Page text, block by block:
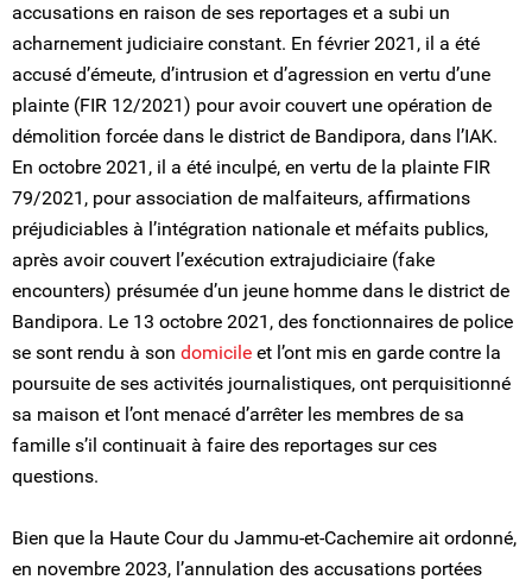
accusations en raison de ses reportages et a subi un
acharnement judiciaire constant. En février 2021, il a été
accusé d’émeute, d’intrusion et d’agression en vertu d’une
plainte (FIR 12/2021) pour avoir couvert une opération de
démolition forcée dans le district de Bandipora, dans l’IAK.
En octobre 2021, il a été inculpé, en vertu de la plainte FIR
79/2021, pour association de malfaiteurs, affirmations
préjudiciables à l’intégration nationale et méfaits publics,
après avoir couvert l’exécution extrajudiciaire (fake
encounters) présumée d’un jeune homme dans le district de
Bandipora. Le 13 octobre 2021, des fonctionnaires de police
se sont rendu à son domicile et l’ont mis en garde contre la
poursuite de ses activités journalistiques, ont perquisitionné
sa maison et l’ont menacé d’arrêter les membres de sa
famille s’il continuait à faire des reportages sur ces
questions.
Bien que la Haute Cour du Jammu-et-Cachemire ait ordonné,
en novembre 2023, l’annulation des accusations portées